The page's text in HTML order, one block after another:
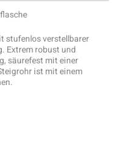
stufenlos verstellbarer
Extrem robust und
säurefest mit einer
ist mit einem